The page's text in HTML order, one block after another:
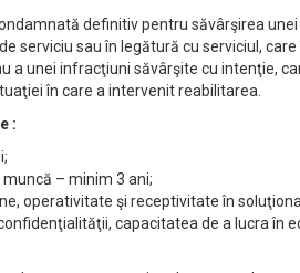
definitiv pentru săvârşirea
serviciu sau în legătură cu serviciul,
a unei infracţiuni săvârşite cu intenţie,
în care a intervenit reabilitarea.
:
– minim 3 ani;
operativitate şi receptivitate în
capacitatea de a lucra în